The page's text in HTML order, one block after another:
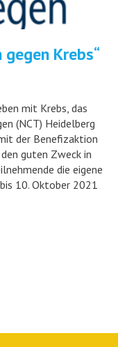
Krebs“
mit Krebs, das
(NCT) Heidelberg
der Benefizaktion
guten Zweck in
die eigene
10. Oktober 2021